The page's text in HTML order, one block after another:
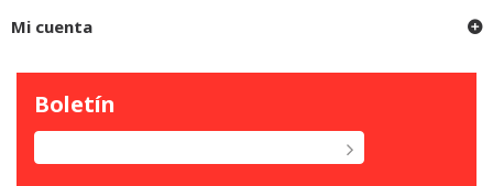
Mi cuenta
Boletín